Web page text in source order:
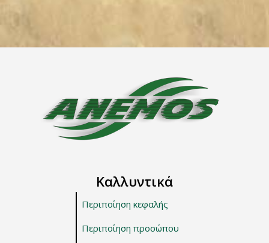
Καλλυντικά
Περιποίηση κεφαλής
Περιποίηση προσώπου